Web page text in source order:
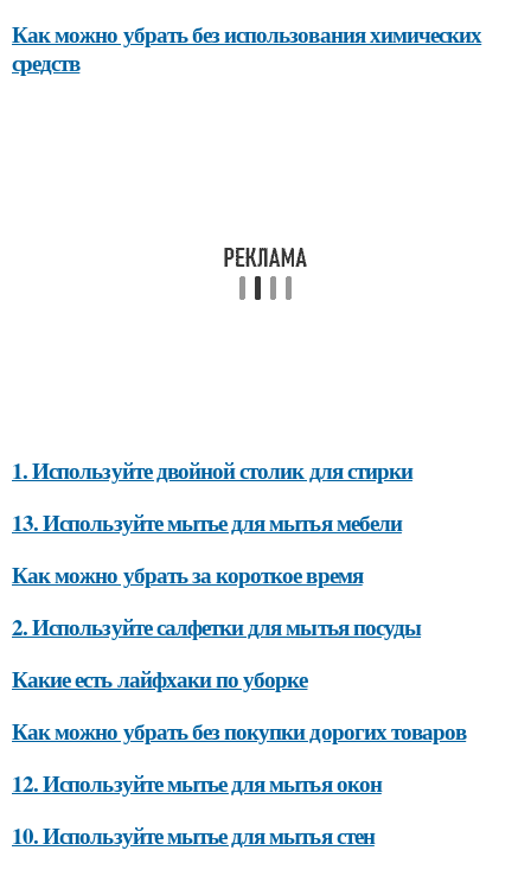
Как можно убрать без использования химических
средств
1. Используйте двойной столик для стирки
13. Используйте мытье для мытья мебели
Как можно убрать за короткое время
2. Используйте салфетки для мытья посуды
Какие есть лайфхаки по уборке
Как можно убрать без покупки дорогих товаров
12. Используйте мытье для мытья окон
10. Используйте мытье для мытья стен